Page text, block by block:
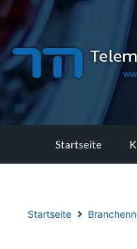
Zum
Inhalt
springen
Startseite
Startseite